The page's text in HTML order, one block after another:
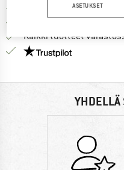
100 päivän
> 4 000 000
Kaikki tuotteet
Meillä on
YHDELLÄ
ASETUKSET